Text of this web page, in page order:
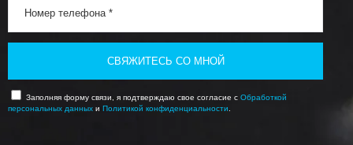
СВЯЖИТЕСЬ СО МНОЙ
Заполняя форму связи, я подтверждаю свое согласие с Обработкой
персональных данных и Политикой конфиденциальности